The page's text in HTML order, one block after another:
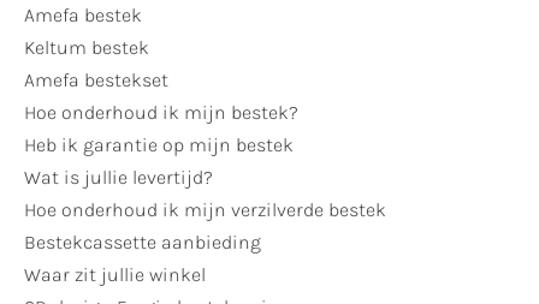
Amefa bestek
Keltum bestek
Amefa bestekset
Hoe onderhoud ik mijn bestek?
Heb ik garantie op mijn bestek
Wat is jullie levertijd?
Hoe onderhoud ik mijn verzilverde bestek
Bestekcassette aanbieding
Waar zit jullie winkel